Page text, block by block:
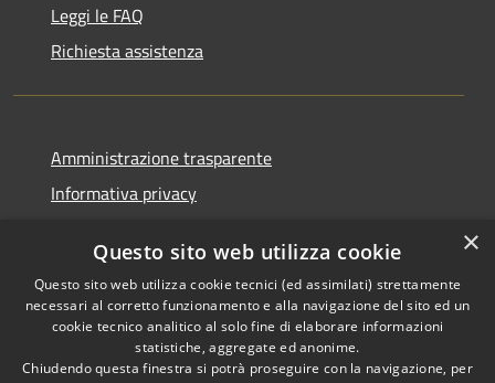
Leggi le FAQ
Richiesta assistenza
Amministrazione trasparente
Informativa privacy
Dichiarazione di accessibilità
RSS Copyright © 2026 • Comune di
×
Questo sito web utilizza cookie
Questo sito web utilizza cookie tecnici (ed assimilati) strettamente
necessari al corretto funzionamento e alla navigazione del sito ed un
cookie tecnico analitico al solo fine di elaborare informazioni
statistiche, aggregate ed anonime.
Chiudendo questa finestra si potrà proseguire con la navigazione, per